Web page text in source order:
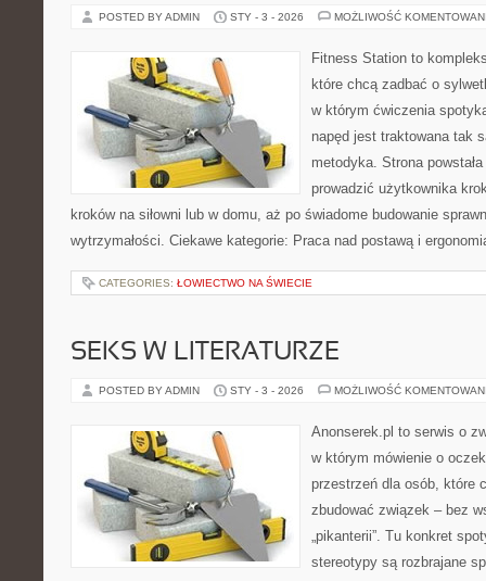
POSTED BY ADMIN STY - 3 - 2026 MOŻLIWOŚĆ
Fitness Station to
które chcą zadbać o
w którym ćwiczenia
napęd jest traktowana tak
metodyka. Strona
prowadzić użytkownika
kroków na siłowni lub w domu, aż po świadome budowanie
wytrzymałości. Ciekawe kategorie: Praca nad postawą i
CATEGORIES: ŁOWIECTWO NA ŚWIECIE
SEKS W LITERATURZE
POSTED BY ADMIN STY - 3 - 2026 MOŻLIWOŚĆ
Anonserek.pl to serwis o
w którym mówienie o
przestrzeń dla osób, które
zbudować związek – bez
„pikanterii”. Tu konkret
stereotypy są rozbrajane